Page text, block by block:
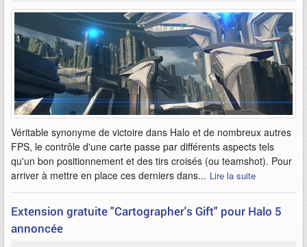
Véritable synonyme de victoire dans Halo et de nombreux autres
FPS, le contrôle d'une carte passe par différents aspects tels
qu'un bon positionnement et des tirs croisés (ou teamshot). Pour
arriver à mettre en place ces derniers dans... Lire la suite
Extension gratuite "Cartographer's Gift" pour Halo 5
annoncée